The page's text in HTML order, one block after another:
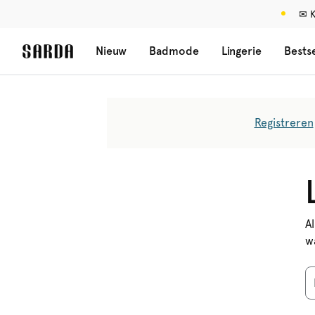
✉
Nieuw Badmode Lingerie
Registreren